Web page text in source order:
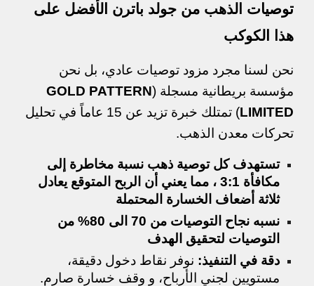
توصيات الذهب من جولد باترن الأفضل على
هذا الكوكب
نحن لسنا مجرد مزود توصيات عادي، بل نحن
مؤسسة بريطانية مسجلة (GOLD PATTERN
LIMITED
) تمتلك خبرة تزيد عن 15 عاماً في تحليل
تحركات معدن الذهب.
تستهدف كل توصية ذهب نسبة مخاطرة إلى
مكافأة 3:1 ، مما يعني أن الربح المتوقع يعادل
ثلاثة أضعاف الخسارة المحتملة
نسبه نجاح التوصيات من 70 الى 80% من
التوصيات لتحقيق الهدف
دقة في التنفيذ: نوفر نقاط دخول دقيقة،
مستويين لجني الأرباح، و وقف خسارة صارم.